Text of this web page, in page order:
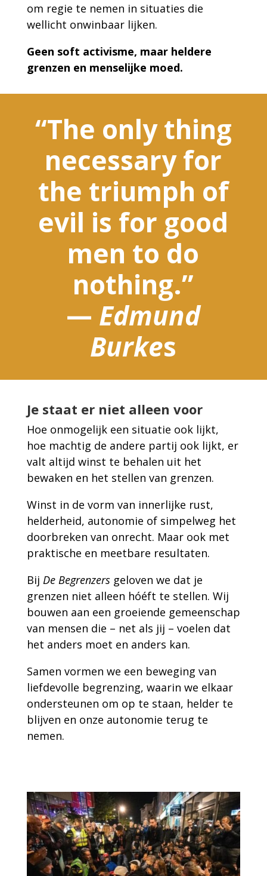
om regie te nemen in situaties die
wellicht onwinbaar lijken.
Geen soft activisme, maar heldere
grenzen en menselijke moed.
“The only thing
necessary for
the triumph of
evil is for good
men to do
nothing.”
— Edmund
Burkes
Je staat er niet alleen voor
Hoe onmogelijk een situatie ook lijkt,
hoe machtig de andere partij ook lijkt, er
valt altijd winst te behalen uit het
bewaken en het stellen van grenzen.
Winst in de vorm van innerlijke rust,
helderheid, autonomie of simpelweg het
doorbreken van onrecht. Maar ook met
praktische en meetbare resultaten.
Bij De Begrenzersgeloven we dat je
grenzen niet alleen hóéft te stellen. Wij
bouwen aan een groeiende gemeenschap
van mensen die – net als jij – voelen dat
het anders moet en anders kan.
Samen vormen we een beweging van
liefdevolle begrenzing, waarin we elkaar
ondersteunen om op te staan, helder te
blijven en onze autonomie terug te
nemen.